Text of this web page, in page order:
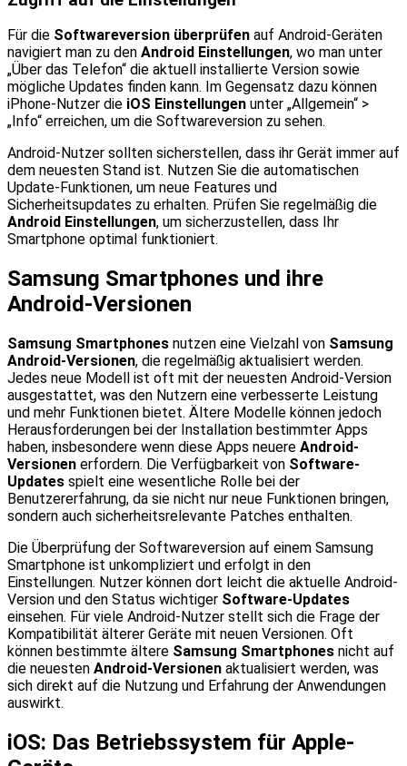
Für die Softwareversion überprüfen auf Android-Geräten
navigiert man zu den Android Einstellungen, wo man unter
„Über das Telefon“ die aktuell installierte Version sowie
mögliche Updates finden kann. Im Gegensatz dazu können
iPhone-Nutzer die iOS Einstellungen unter „Allgemein“ >
„Info“ erreichen, um die Softwareversion zu sehen.
Android-Nutzer sollten sicherstellen, dass ihr Gerät immer auf
dem neuesten Stand ist. Nutzen Sie die automatischen
Update-Funktionen, um neue Features und
Sicherheitsupdates zu erhalten. Prüfen Sie regelmäßig die
Android Einstellungen, um sicherzustellen, dass Ihr
Smartphone optimal funktioniert.
Samsung Smartphones und ihre
Android-Versionen
Samsung Smartphones nutzen eine Vielzahl von Samsung
Android-Versionen, die regelmäßig aktualisiert werden.
Jedes neue Modell ist oft mit der neuesten Android-Version
ausgestattet, was den Nutzern eine verbesserte Leistung
und mehr Funktionen bietet. Ältere Modelle können jedoch
Herausforderungen bei der Installation bestimmter Apps
haben, insbesondere wenn diese Apps neuere Android-
Versionen erfordern. Die Verfügbarkeit von Software-
Updates spielt eine wesentliche Rolle bei der
Benutzererfahrung, da sie nicht nur neue Funktionen bringen,
sondern auch sicherheitsrelevante Patches enthalten.
Die Überprüfung der Softwareversion auf einem Samsung
Smartphone ist unkompliziert und erfolgt in den
Einstellungen. Nutzer können dort leicht die aktuelle Android-
Version und den Status wichtiger Software-Updates
einsehen. Für viele Android-Nutzer stellt sich die Frage der
Kompatibilität älterer Geräte mit neuen Versionen. Oft
können bestimmte ältere Samsung Smartphones nicht auf
die neuesten Android-Versionen aktualisiert werden, was
sich direkt auf die Nutzung und Erfahrung der Anwendungen
auswirkt.
iOS: Das Betriebssystem für Apple-